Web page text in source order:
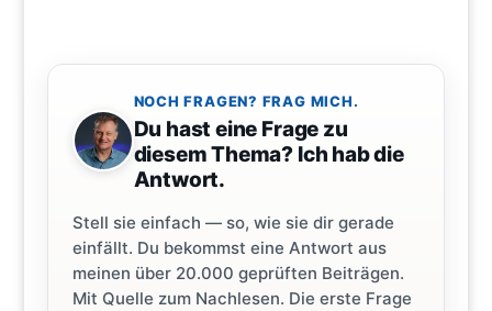
NOCH FRAGEN? FRAG MICH.
Du hast eine Frage zu
diesem Thema? Ich hab die
Antwort.
Stell sie einfach — so, wie sie dir gerade
einfällt. Du bekommst eine Antwort aus
meinen über 20.000 geprüften Beiträgen.
Mit Quelle zum Nachlesen. Die erste Frage